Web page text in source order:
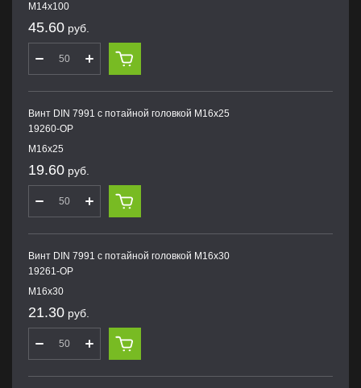
M14х100
45.60 руб.
Винт DIN 7991 с потайной головкой M16х25
19260-OP
M16х25
19.60 руб.
Винт DIN 7991 с потайной головкой M16х30
19261-OP
M16х30
21.30 руб.